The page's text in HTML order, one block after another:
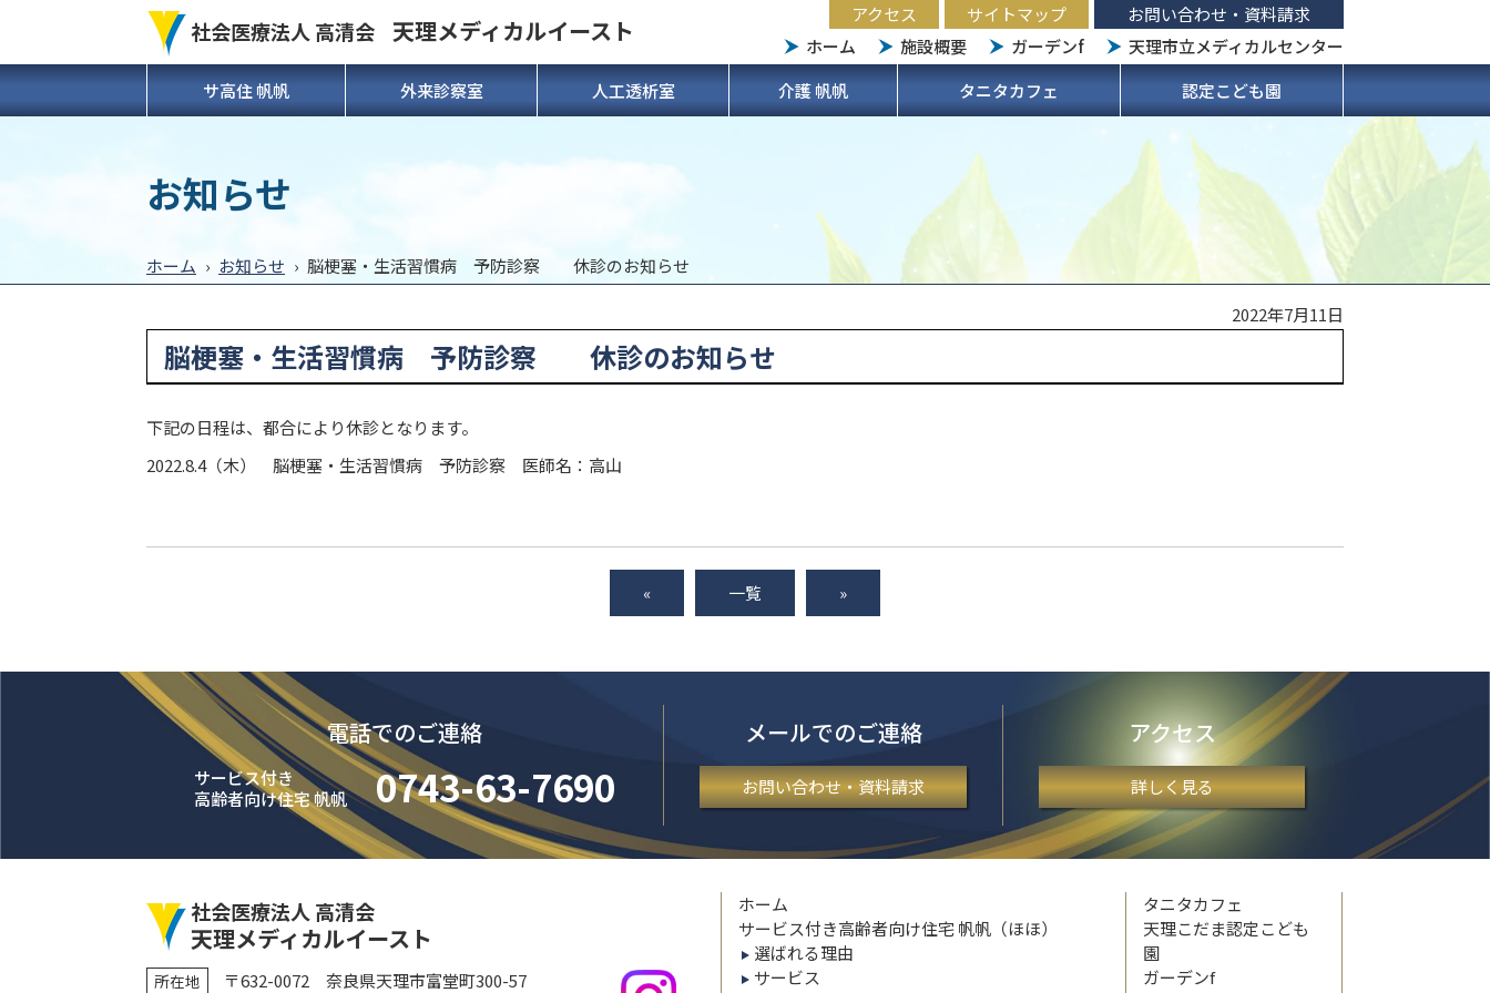
社会医療法人 高清会 天理メディカルイースト
アクセス サイトマップ
お問い合わせ・資料請求
ホーム
施設概要 ガーデンf
天理市立メディカルセンター
サ高住 帆帆
外来診察室 人工透析室 介護 帆帆 タニタカフェ 認定こども園
お知らせ
ホーム › お知らせ › 脳梗塞・生活習慣病 予防診察 休診のお知らせ
2022年7月11日
脳梗塞・生活習慣病 予防診察 休診のお知らせ
下記の日程は、都合により休診となります。
2022.8.4（木） 脳梗塞・生活習慣病 予防診察 医師名：高山
« 一覧 »
電話でのご連絡
サービス付き
高齢者向け住宅 帆帆
0743-63-7690
メールでのご連絡
お問い合わせ・資料請求
アクセス
詳しく見る
社会医療法人 高清会
天理メディカルイースト
所在地 〒632-0072 奈良県天理市富堂町300-57
ホーム
サービス付き高齢者向け住宅 帆帆（ほほ）
選ばれる理由
サービス
タニタカフェ
天理こだま認定こども
園
ガーデンf